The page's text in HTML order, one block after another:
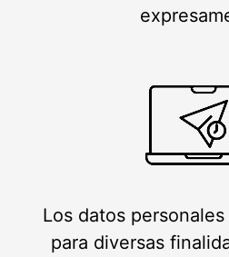
Los datos
para diversas